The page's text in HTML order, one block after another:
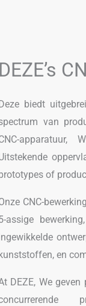
DEZE’s
biedt
van
apparatuur,
of
CNC-
assige
en
DEZE, We